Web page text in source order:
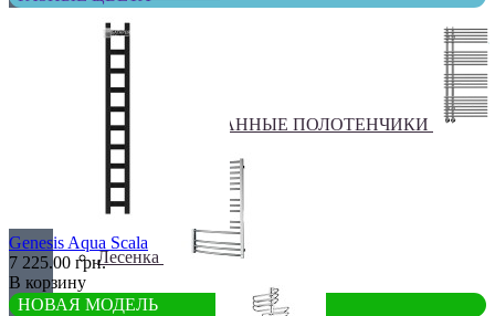
КОМБИНИРОВАННЫЕ ПОЛОТЕНЧИКИ
Лесенка
Genesis Aqua Scala
7 225.00 грн.
В корзину
НОВАЯ МОДЕЛЬ